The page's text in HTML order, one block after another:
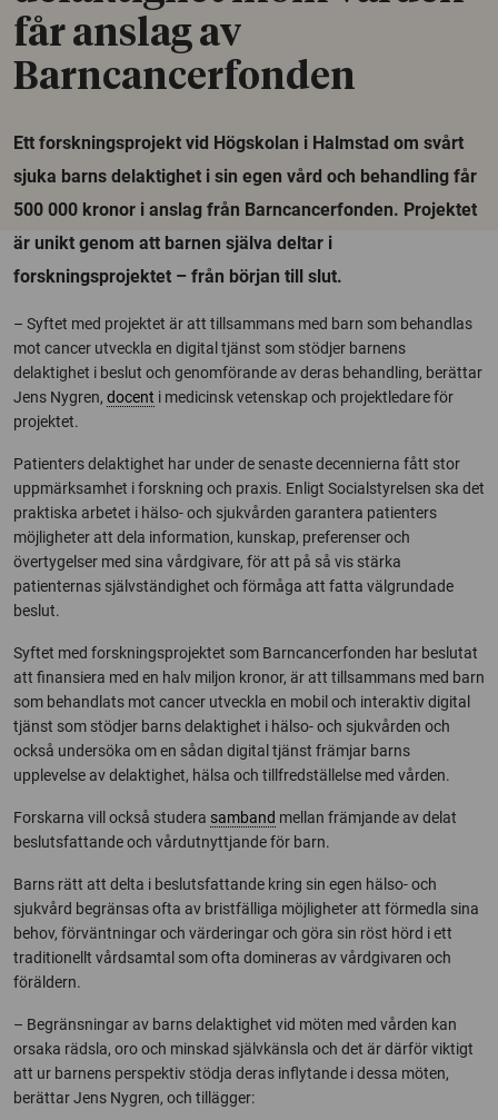
får anslag av
Barncancerfonden
Ett forskningsprojekt vid Högskolan i Halmstad om svårt
sjuka barns delaktighet i sin egen vård och behandling får
500 000 kronor i anslag från Barncancerfonden. Projektet
är unikt genom att barnen själva deltar i
forskningsprojektet – från början till slut.
– Syftet med projektet är att tillsammans med barn som behandlas
mot cancer utveckla en digital tjänst som stödjer barnens
delaktighet i beslut och genomförande av deras behandling, berättar
Jens Nygren, docent i medicinsk vetenskap och projektledare för
projektet.
Patienters delaktighet har under de senaste decennierna fått stor
uppmärksamhet i forskning och praxis. Enligt Socialstyrelsen ska det
praktiska arbetet i hälso- och sjukvården garantera patienters
möjligheter att dela information, kunskap, preferenser och
övertygelser med sina vårdgivare, för att på så vis stärka
patienternas självständighet och förmåga att fatta välgrundade
beslut.
Syftet med forskningsprojektet som Barncancerfonden har beslutat
att finansiera med en halv miljon kronor, är att tillsammans med barn
som behandlats mot cancer utveckla en mobil och interaktiv digital
tjänst som stödjer barns delaktighet i hälso- och sjukvården och
också undersöka om en sådan digital tjänst främjar barns
upplevelse av delaktighet, hälsa och tillfredställelse med vården.
Forskarna vill också studera samband mellan främjande av delat
beslutsfattande och vårdutnyttjande för barn.
Barns rätt att delta i beslutsfattande kring sin egen hälso- och
sjukvård begränsas ofta av bristfälliga möjligheter att förmedla sina
behov, förväntningar och värderingar och göra sin röst hörd i ett
traditionellt vårdsamtal som ofta domineras av vårdgivaren och
föräldern.
– Begränsningar av barns delaktighet vid möten med vården kan
orsaka rädsla, oro och minskad självkänsla och det är därför viktigt
att ur barnens perspektiv stödja deras inflytande i dessa möten,
berättar Jens Nygren, och tillägger: